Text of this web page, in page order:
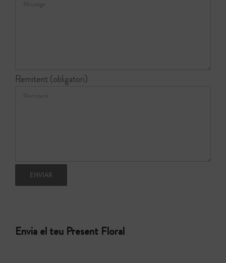
Remitent (obligatori)
Envia el teu Present Floral